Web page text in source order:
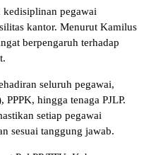
pegawai
kantor. Menurut Kamilus
berpengaruh terhadap
seluruh pegawai,
hingga tenaga PJLP.
setiap pegawai
sesuai tanggung jawab.